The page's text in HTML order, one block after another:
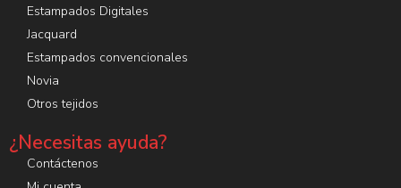
Estampados Digitales
Jacquard
Estampados convencionales
Novia
Otros tejidos
¿Necesitas ayuda?
Contáctenos